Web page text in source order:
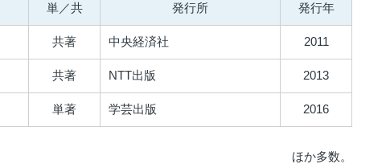
単／共 発行所 発行年
共著 中央経済社 2011
共著 NTT出版 2013
単著 学芸出版 2016
ほか多数。